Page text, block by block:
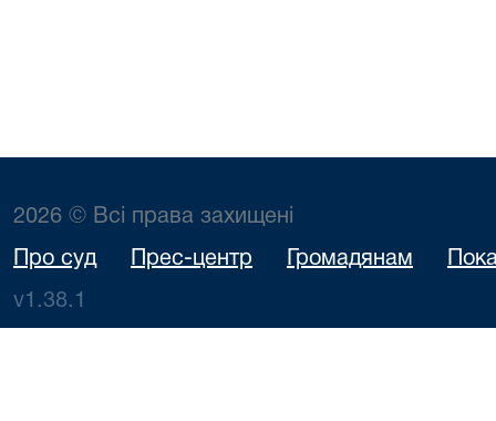
2026 © Всі права захищені
Про суд Прес-центр Громадянам
v1.38.1